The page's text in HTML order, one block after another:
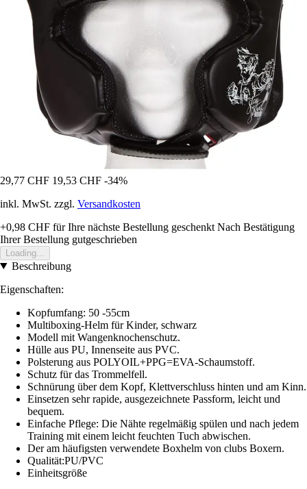
29,77 CHF 19,53 CHF -34%
inkl. MwSt. zzgl. Versandkosten
+0,98 CHF für Ihre nächste Bestellung geschenkt Nach Bestätigung
Ihrer Bestellung gutgeschrieben
Loading...
Beschreibung
Eigenschaften:
Kopfumfang: 50 -55cm
Multiboxing-Helm für Kinder, schwarz
Modell mit Wangenknochenschutz.
Hülle aus PU, Innenseite aus PVC.
Polsterung aus POLYOIL+PPG=EVA-Schaumstoff.
Schutz für das Trommelfell.
Schnürung über dem Kopf, Klettverschluss hinten und am Kinn.
Einsetzen sehr rapide, ausgezeichnete Passform, leicht und
bequem.
Einfache Pflege: Die Nähte regelmäßig spülen und nach jedem
Training mit einem leicht feuchten Tuch abwischen.
Der am häufigsten verwendete Boxhelm von clubs Boxern.
Qualität:PU/PVC
Einheitsgröße